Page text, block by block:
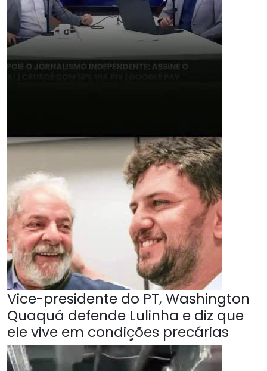
Vice-presidente do PT, Washington
Quaquá defende Lulinha e diz que
ele vive em condições precárias